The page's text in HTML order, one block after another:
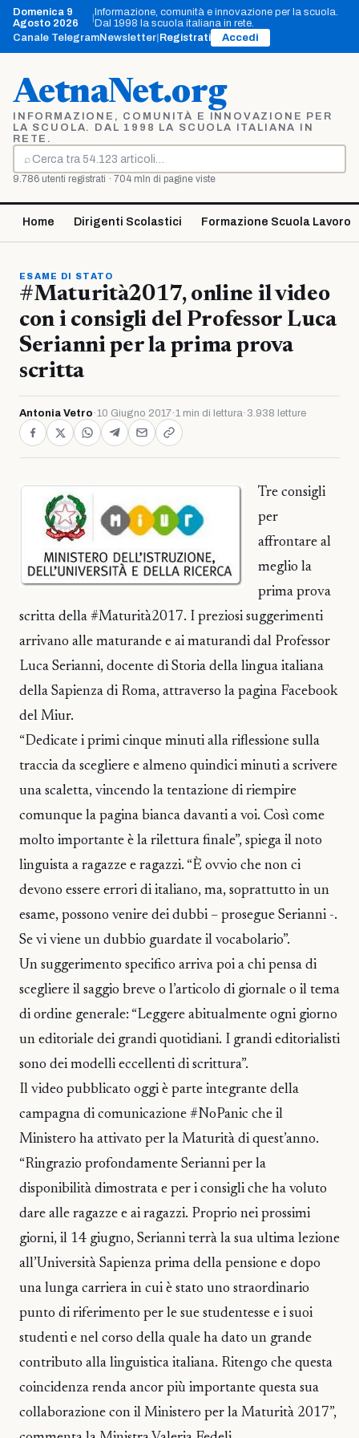
Vai
contenuto
Domenica 9
Agosto 2026
|Informazione, comunità e innovazione per la scuola.
Dal 1998 la scuola italiana in rete.
Canale TelegramNewsletter Registrati Accedi
AetnaNet.org
INFORMAZIONE, COMUNITÀ E INNOVAZIONE PER
LA SCUOLA. DAL 1998 LA SCUOLA ITALIANA IN
RETE.
⌕
Cerca
9.786 utenti registrati · 704 mln di pagine viste
Home Dirigenti Scolastici Formazione Scuola Lavoro
ESAME DI STATO
#Maturità2017, online il video
con i consigli del Professor Luca
Serianni per la prima prova
scritta
Antonia Vetro ·10 Giugno 2017·1 min di lettura· 3.938 letture
Tre consigli
per
affrontare al
meglio la
prima prova
scritta della #Maturità2017. I preziosi suggerimenti
arrivano alle maturande e ai maturandi dal Professor
Luca Serianni, docente di Storia della lingua italiana
della Sapienza di Roma, attraverso la pagina Facebook
del Miur.
“Dedicate i primi cinque minuti alla riflessione sulla
traccia da scegliere e almeno quindici minuti a scrivere
una scaletta, vincendo la tentazione di riempire
comunque la pagina bianca davanti a voi. Così come
molto importante è la rilettura finale”, spiega il noto
linguista a ragazze e ragazzi. “È ovvio che non ci
devono essere errori di italiano, ma, soprattutto in un
esame, possono venire dei dubbi – prosegue Serianni -.
Se vi viene un dubbio guardate il vocabolario”.
Un suggerimento specifico arriva poi a chi pensa di
scegliere il saggio breve o l’articolo di giornale o il tema
di ordine generale: “Leggere abitualmente ogni giorno
un editoriale dei grandi quotidiani. I grandi editorialisti
sono dei modelli eccellenti di scrittura”.
Il video pubblicato oggi è parte integrante della
campagna di comunicazione #NoPanic che il
Ministero ha attivato per la Maturità di quest’anno.
“Ringrazio profondamente Serianni per la
disponibilità dimostrata e per i consigli che ha voluto
dare alle ragazze e ai ragazzi. Proprio nei prossimi
giorni, il 14 giugno, Serianni terrà la sua ultima lezione
all’Università Sapienza prima della pensione e dopo
una lunga carriera in cui è stato uno straordinario
punto di riferimento per le sue studentesse e i suoi
studenti e nel corso della quale ha dato un grande
contributo alla linguistica italiana. Ritengo che questa
coincidenza renda ancor più importante questa sua
collaborazione con il Ministero per la Maturità 2017”,